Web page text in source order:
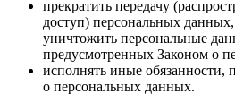
прекратить передачу
доступ) персональных
уничтожить персональные
предусмотренных Законом о
исполнять иные обязанности,
о персональных данных.